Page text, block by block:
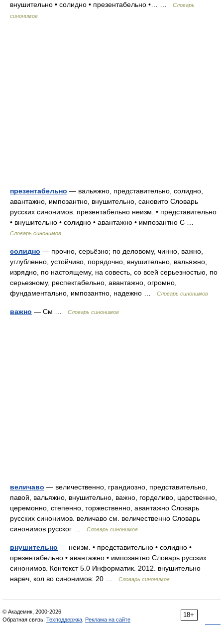
внушительно • солидно • презентабельно •… …
Словарь
синонимов
презентабельно — вальяжно, представительно, солидно,
авантажно, импозантно, внушительно, сановито Словарь
русских синонимов. презентабельно неизм. • представительно
• внушительно • солидно • авантажно • импозантно С …
Словарь синонимов
солидно — прочно, серьёзно; по деловому, чинно, важно,
углубленно, устойчиво, порядочно, внушительно, вальяжно,
изрядно, по настоящему, на совесть, со всей серьезностью, по
серьезному, респектабельно, авантажно, огромно,
фундаментально, импозантно, надежно …
Словарь синонимов
важно — См … Словарь синонимов
величаво — величественно, грандиозно, представительно,
павой, вальяжно, внушительно, важно, горделиво, царственно,
церемонно, степенно, торжественно, авантажно Словарь
русских синонимов. величаво см. величественно Словарь
синонимов русског …
Словарь синонимов
внушительно — неизм. • представительно • солидно •
презентабельно • авантажно • импозантно Словарь русских
синонимов. Контекст 5.0 Информатик. 2012. внушительно
нареч, кол во синонимов: 20 …
Словарь синонимов
18+
© Академик, 2000-2026
Обратная связь: Техподдержка Реклама на сайте